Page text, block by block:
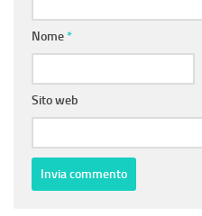
Nome*
Sito web